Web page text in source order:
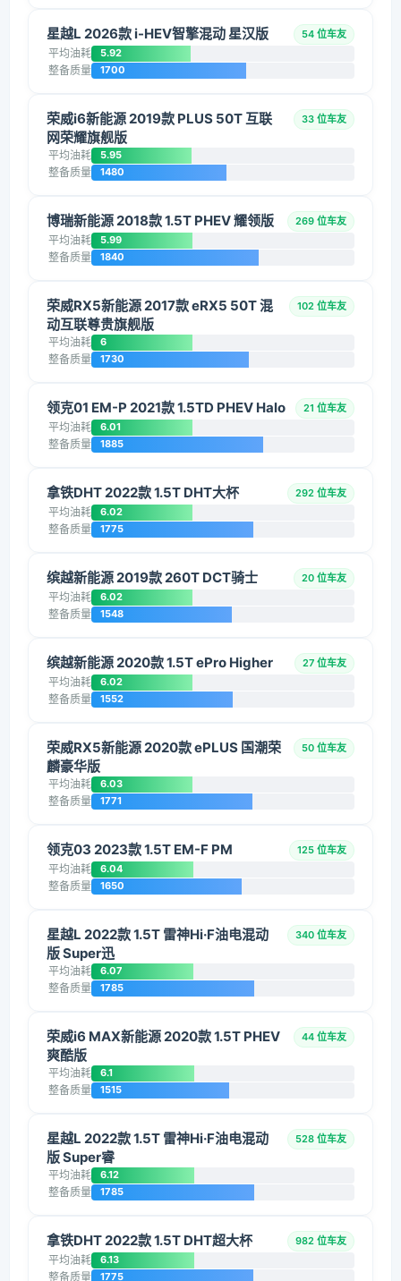
星越L 2026款 i-HEV智擎混动 星汉版 54 位车友
平均油耗 5.92
整备质量 1700
荣威i6新能源 2019款 PLUS 50T 互联
网荣耀旗舰版
33 位车友
平均油耗 5.95
整备质量 1480
博瑞新能源 2018款 1.5T PHEV 耀领版 269 位车友
平均油耗 5.99
整备质量 1840
荣威RX5新能源 2017款 eRX5 50T 混
动互联尊贵旗舰版
102 位车友
平均油耗 6
整备质量 1730
领克01 EM-P 2021款 1.5TD PHEV Halo 21 位车友
平均油耗 6.01
整备质量 1885
拿铁DHT 2022款 1.5T DHT大杯 292 位车友
平均油耗 6.02
整备质量 1775
缤越新能源 2019款 260T DCT骑士 20 位车友
平均油耗 6.02
整备质量 1548
缤越新能源 2020款 1.5T ePro Higher 27 位车友
平均油耗 6.02
整备质量 1552
荣威RX5新能源 2020款 ePLUS 国潮荣
麟豪华版
50 位车友
平均油耗 6.03
整备质量 1771
领克03 2023款 1.5T EM-F PM 125 位车友
平均油耗 6.04
整备质量 1650
星越L 2022款 1.5T 雷神Hi·F油电混动
版 Super迅
340 位车友
平均油耗 6.07
整备质量 1785
荣威i6 MAX新能源 2020款 1.5T PHEV
爽酷版
44 位车友
平均油耗 6.1
整备质量 1515
星越L 2022款 1.5T 雷神Hi·F油电混动
版 Super睿
528 位车友
平均油耗 6.12
整备质量 1785
拿铁DHT 2022款 1.5T DHT超大杯 982 位车友
平均油耗 6.13
整备质量 1775